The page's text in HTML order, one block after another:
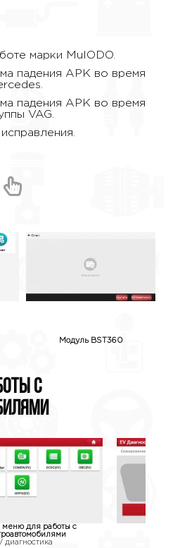
марки MulODO.
падения APK во время
падения APK во время
VAG.
Модуль BST360
с
меню для работы с
диагностика